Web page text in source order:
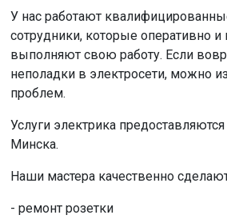
У нас работают
сотрудники, которые оперативно и
выполняют свою работу. Если
неполадки в электросети, можно
проблем.
Услуги электрика
Минска.
Наши мастера качественно
- ремонт розетки